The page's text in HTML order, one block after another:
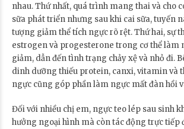
nhau. Thứ nhất, quá trình mang thai và cho
sữa phát triển nhưng sau khi cai sữa, tuyến
tượng giảm thể tích ngực rõ rệt. Thứ hai, sự
estrogen và progesterone trong cơ thể làm
giảm, dẫn đến tình trạng chảy xệ và nhỏ đi.
dinh dưỡng thiếu protein, canxi, vitamin và
ngực cũng góp phần làm ngực mất đàn hồi
Đối với nhiều chị em, ngực teo lép sau sinh
hưởng ngoại hình mà còn tác động trực tiếp